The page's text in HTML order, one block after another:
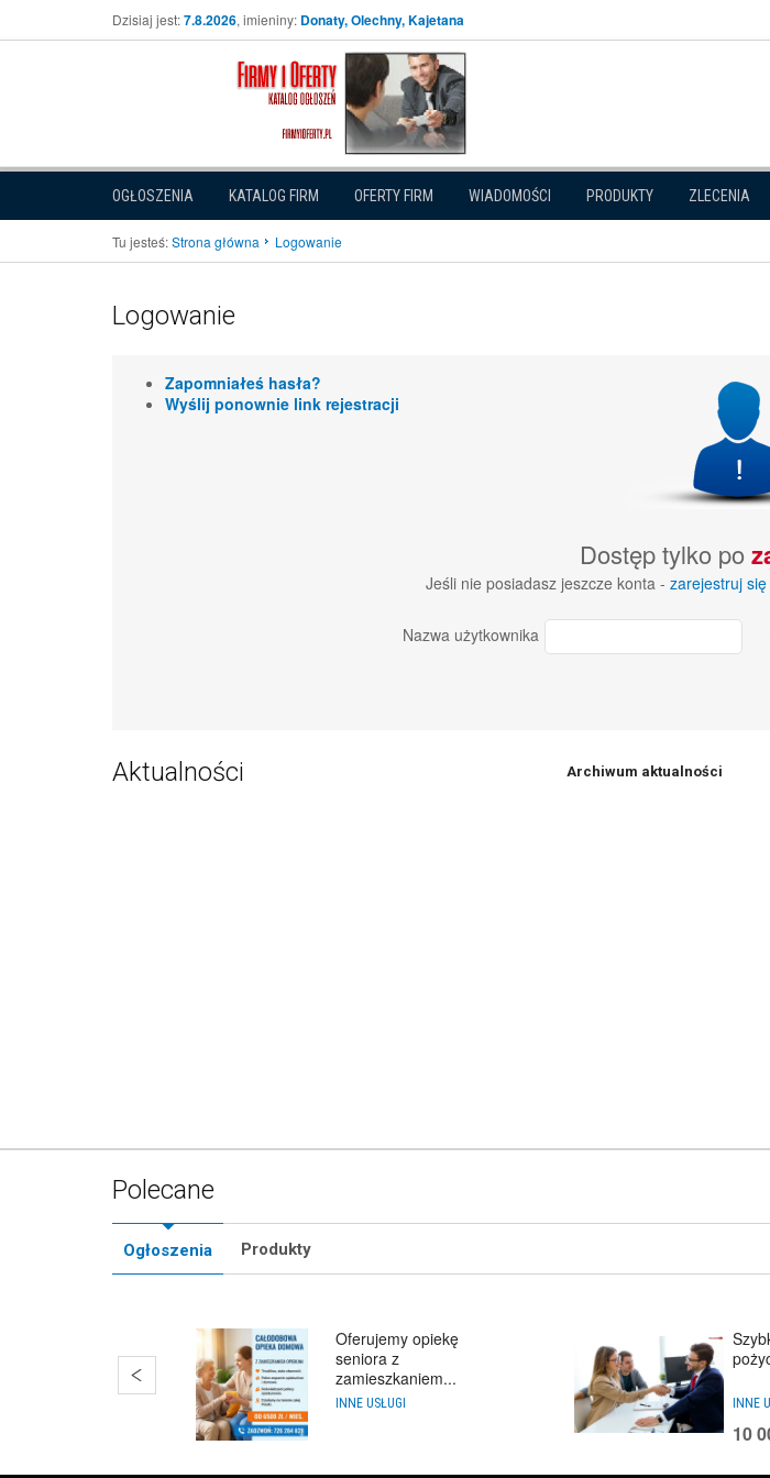
Dzisiaj jest:7.8.2026, imieniny: Donaty, Olechny, Kajetana
OGŁOSZENIA KATALOG FIRM OFERTY FIRM WIADOMOŚCI PRODUKTY ZLECENIA
Tu jesteś:Strona główna Logowanie
Logowanie
Dostęp tylko po
Jeśli nie posiadasz jeszcze konta - zarejestruj się
Nazwa użytkownika
Zapomniałeś hasła?
Wyślij ponownie link rejestracji
Aktualności Archiwum aktualności
Polecane
Ogłoszenia Produkty
Oferujemy opiekę
seniora z
zamieszkaniem...
INNE USŁUGI INNE
10